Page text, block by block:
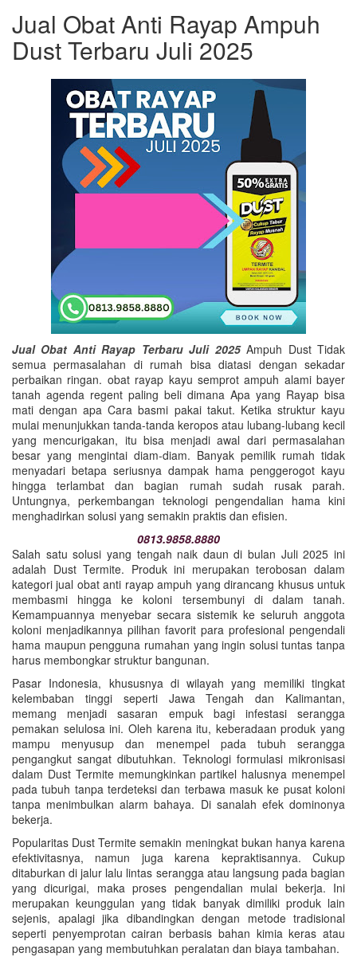
Jual Obat Anti Rayap Ampuh
Dust Terbaru Juli 2025
Jual Obat Anti Rayap Terbaru Juli 2025Ampuh Dust Tidak
semua permasalahan di rumah bisa diatasi dengan sekadar
perbaikan ringan. obat rayap kayu semprot ampuh alami bayer
tanah agenda regent paling beli dimana Apa yang Rayap bisa
mati dengan apa Cara basmi pakai takut. Ketika struktur kayu
mulai menunjukkan tanda-tanda keropos atau lubang-lubang kecil
yang mencurigakan, itu bisa menjadi awal dari permasalahan
besar yang mengintai diam-diam. Banyak pemilik rumah tidak
menyadari betapa seriusnya dampak hama penggerogot kayu
hingga terlambat dan bagian rumah sudah rusak parah.
Untungnya, perkembangan teknologi pengendalian hama kini
menghadirkan solusi yang semakin praktis dan efisien.
0813.9858.8880
Salah satu solusi yang tengah naik daun di bulan Juli 2025 ini
adalah Dust Termite. Produk ini merupakan terobosan dalam
kategori jual obat anti rayap ampuh yang dirancang khusus untuk
membasmi hingga ke koloni tersembunyi di dalam tanah.
Kemampuannya menyebar secara sistemik ke seluruh anggota
koloni menjadikannya pilihan favorit para profesional pengendali
hama maupun pengguna rumahan yang ingin solusi tuntas tanpa
harus membongkar struktur bangunan.
Pasar Indonesia, khususnya di wilayah yang memiliki tingkat
kelembaban tinggi seperti Jawa Tengah dan Kalimantan,
memang menjadi sasaran empuk bagi infestasi serangga
pemakan selulosa ini. Oleh karena itu, keberadaan produk yang
mampu menyusup dan menempel pada tubuh serangga
pengangkut sangat dibutuhkan. Teknologi formulasi mikronisasi
dalam Dust Termite memungkinkan partikel halusnya menempel
pada tubuh tanpa terdeteksi dan terbawa masuk ke pusat koloni
tanpa menimbulkan alarm bahaya. Di sanalah efek dominonya
bekerja.
Popularitas Dust Termite semakin meningkat bukan hanya karena
efektivitasnya, namun juga karena kepraktisannya. Cukup
ditaburkan di jalur lalu lintas serangga atau langsung pada bagian
yang dicurigai, maka proses pengendalian mulai bekerja. Ini
merupakan keunggulan yang tidak banyak dimiliki produk lain
sejenis, apalagi jika dibandingkan dengan metode tradisional
seperti penyemprotan cairan berbasis bahan kimia keras atau
pengasapan yang membutuhkan peralatan dan biaya tambahan.